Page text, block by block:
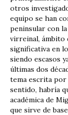
otros
equipo se han
peninsular con
virreinal, ámbito
significativa en
siendo escasos
últimas dos
tema escrita por
sentido, habría
académica de
que sirve de